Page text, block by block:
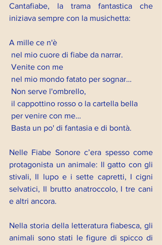
Cantafiabe, la trama fantastica che
iniziava sempre con la musichetta:
A mille ce n'è
nel mio cuore di fiabe da narrar.
Venite con me
nel mio mondo fatato per sognar…
Non serve l'ombrello,
il cappottino rosso o la cartella bella
per venire con me…
Basta un po' di fantasia e di bontà.
Nelle Fiabe Sonore c’era spesso come
protagonista un animale: Il gatto con gli
stivali, Il lupo e i sette capretti, I cigni
selvatici, Il brutto anatroccolo, I tre cani
e altri ancora.
Nella storia della letteratura fiabesca, gli
animali sono stati le figure di spicco di